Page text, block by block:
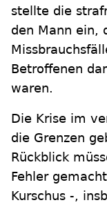
stellte die
den Mann ein,
Betroffenen
waren.
Die Krise im
die Grenzen
Rückblick
Fehler
Kurschus -,